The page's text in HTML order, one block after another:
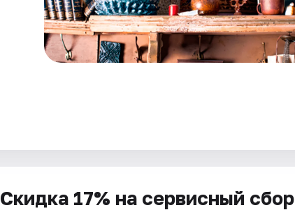
Скидка 17% на сервисный сбор